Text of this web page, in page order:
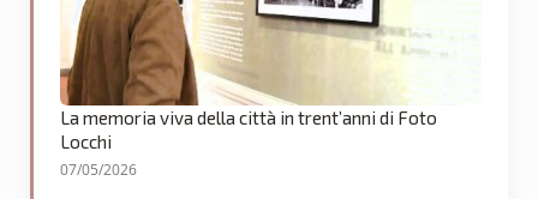
La memoria viva della città in trent’anni di Foto
Locchi
07/05/2026